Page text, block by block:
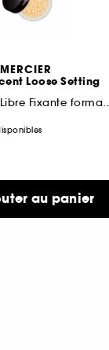
Loose Setting
Poudre Libre
au panier